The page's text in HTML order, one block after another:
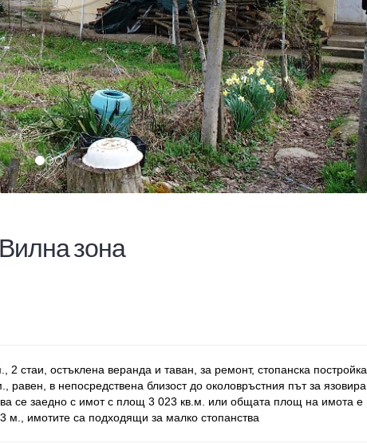
зона
остъклена веранда и таван, за ремонт, стопанска постройка,
равен, в непосредствена близост до околовръстния път за язовира
се заедно с имот с площ 3 023 кв.м. или общата площ на имота е
м., имотите са подходящи за малко стопанства